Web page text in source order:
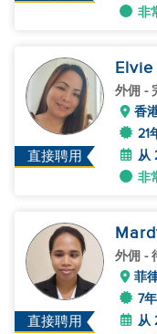
非
直接聘用
Elvie
外佣 -
香
21
从
非
直接聘用
外佣 -
菲
7
从